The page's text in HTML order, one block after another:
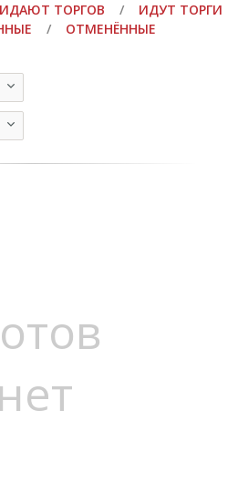
ТОРГОВ /
ИДУТ ТОРГИ
/ ОТМЕНЁННЫЕ
нет